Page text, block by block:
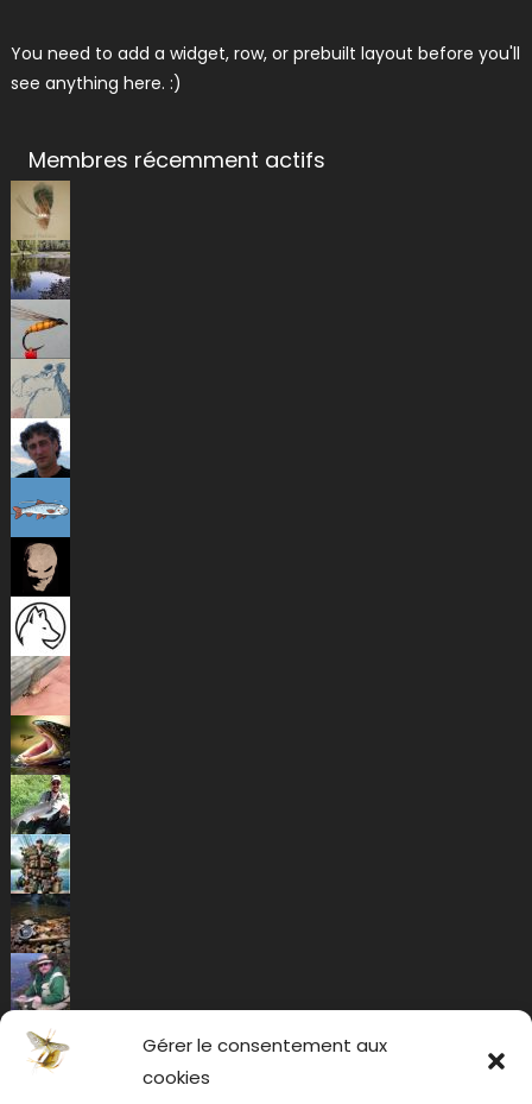
Gérer le consentement aux
cookies
You need to add a widget, row, or prebuilt layout before you'll
see anything here. :)
Membres récemment actifs